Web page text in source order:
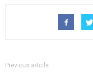
Previous article